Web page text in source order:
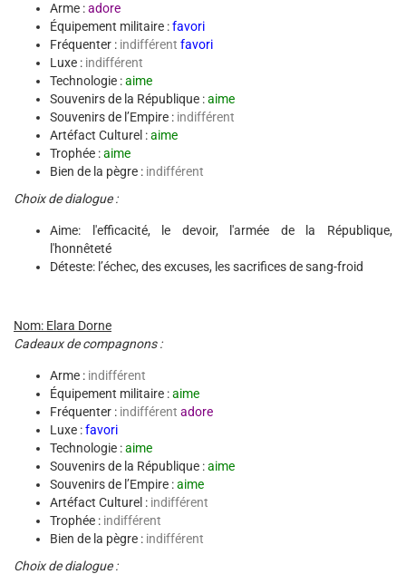
Arme :adore
Équipement militaire :favori
Fréquenter : indifférent favori
Luxe : indifférent
Technologie :aime
Souvenirs de la République :aime
Souvenirs de l’Empire : indifférent
Artéfact Culturel :aime
Trophée :aime
Bien de la pègre : indifférent
Choix de dialogue :
Aime: l'efficacité, le devoir, l'armée de la République,
l'honnêteté
Déteste: l’échec, des excuses, les sacrifices de sang-froid
Nom: Elara Dorne
Cadeaux de compagnons :
Arme : indifférent
Équipement militaire :aime
Fréquenter : indifférent adore
Luxe :favori
Technologie :aime
Souvenirs de la République :aime
Souvenirs de l’Empire :aime
Artéfact Culturel : indifférent
Trophée : indifférent
Bien de la pègre : indifférent
Choix de dialogue :